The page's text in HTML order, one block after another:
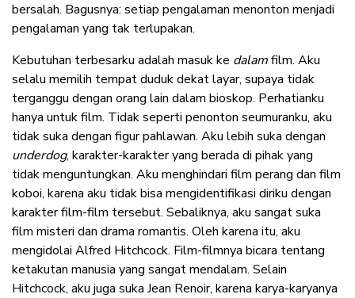
bersalah. Bagusnya: setiap pengalaman menonton menjadi
pengalaman yang tak terlupakan.
Kebutuhan terbesarku adalah masuk ke dalamfilm. Aku
selalu memilih tempat duduk dekat layar, supaya tidak
terganggu dengan orang lain dalam bioskop. Perhatianku
hanya untuk film. Tidak seperti penonton seumuranku, aku
tidak suka dengan figur pahlawan. Aku lebih suka dengan
underdog, karakter-karakter yang berada di pihak yang
tidak menguntungkan. Aku menghindari film perang dan film
koboi, karena aku tidak bisa mengidentifikasi diriku dengan
karakter film-film tersebut. Sebaliknya, aku sangat suka
film misteri dan drama romantis. Oleh karena itu, aku
mengidolai Alfred Hitchcock. Film-filmnya bicara tentang
ketakutan manusia yang sangat mendalam. Selain
Hitchcock, aku juga suka Jean Renoir, karena karya-karyanya